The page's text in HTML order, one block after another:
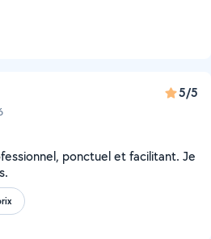
5/5
ponctuel et facilitant. Je